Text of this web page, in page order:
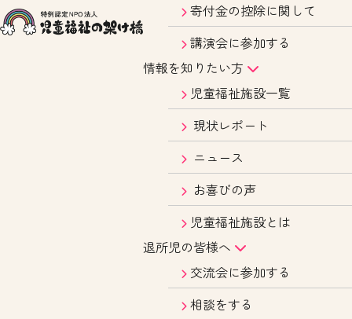
寄付金の控除に関して
講演会に参加する
情報を知りたい方
児童福祉施設一覧
現状レポート
ニュース
お喜びの声
児童福祉施設とは
退所児の皆様へ
交流会に参加する
相談をする